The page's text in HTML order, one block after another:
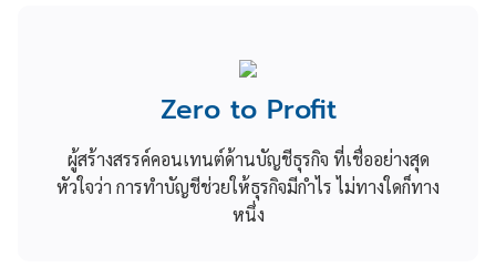
Zero to Profit
ผู้สร้างสรรค์คอนเทนต์ด้านบัญชีธุรกิจ ที่เชื่ออย่างสุด
หัวใจว่า การทำบัญชีช่วยให้ธุรกิจมีกำไร ไม่ทางใดก็ทาง
หนึ่ง